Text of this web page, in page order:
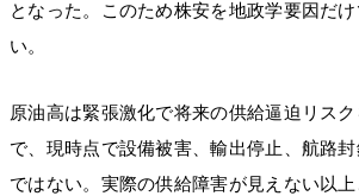
となった。このため株安を地政学要因だ
い。
原油高は緊張激化で将来の供給逼迫リス
で、現時点で設備被害、輸出停止、航路
ではない。実際の供給障害が見えない以